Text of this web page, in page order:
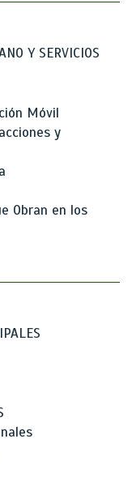
Y SERVICIOS
Móvil
y
Obran en los